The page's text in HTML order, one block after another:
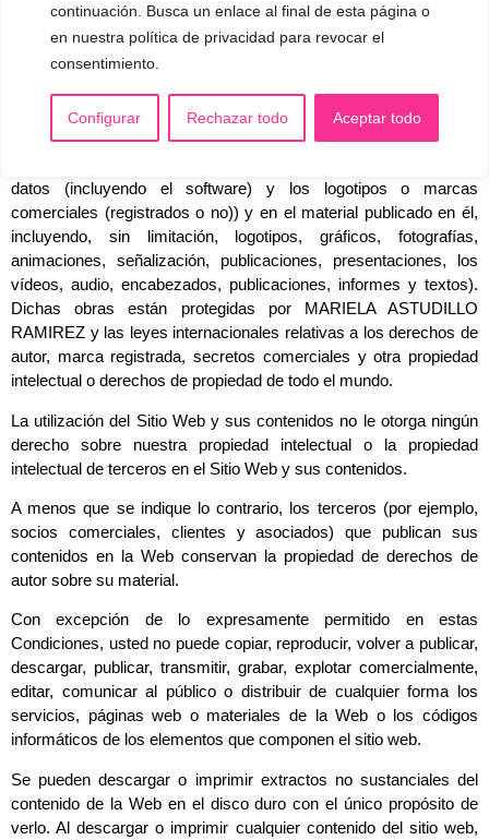
continuación. Busca un enlace al final de esta página o
en nuestra política de privacidad para revocar el
consentimiento.
Configurar Rechazar todo Aceptar todo
opinión razonable, usted ha incumplido cualquiera de las
disposiciones de estos TÉRMINOS.
Somos el propietario o el titular de todos los derechos de
propiedad intelectual en todo el Sitio Web (incluyendo, sin
datos (incluyendo el software) y los logotipos o marcas
comerciales (registrados o no)) y en el material publicado en él,
incluyendo, sin limitación, logotipos, gráficos, fotografías,
animaciones, señalización, publicaciones, presentaciones, los
vídeos, audio, encabezados, publicaciones, informes y textos).
Dichas obras están protegidas por MARIELA ASTUDILLO
RAMIREZ y las leyes internacionales relativas a los derechos de
autor, marca registrada, secretos comerciales y otra propiedad
intelectual o derechos de propiedad de todo el mundo.
La utilización del Sitio Web y sus contenidos no le otorga ningún
derecho sobre nuestra propiedad intelectual o la propiedad
intelectual de terceros en el Sitio Web y sus contenidos.
A menos que se indique lo contrario, los terceros (por ejemplo,
socios comerciales, clientes y asociados) que publican sus
contenidos en la Web conservan la propiedad de derechos de
autor sobre su material.
Con excepción de lo expresamente permitido en estas
Condiciones, usted no puede copiar, reproducir, volver a publicar,
descargar, publicar, transmitir, grabar, explotar comercialmente,
editar, comunicar al público o distribuir de cualquier forma los
servicios, páginas web o materiales de la Web o los códigos
informáticos de los elementos que componen el sitio web.
Se pueden descargar o imprimir extractos no sustanciales del
contenido de la Web en el disco duro con el único propósito de
verlo. Al descargar o imprimir cualquier contenido del sitio web,